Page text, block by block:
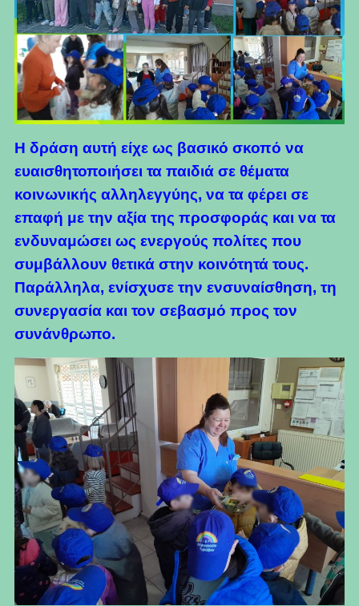
Η δράση αυτή είχε ως βασικό σκοπό να
ευαισθητοποιήσει τα παιδιά σε θέματα
κοινωνικής αλληλεγγύης, να τα φέρει σε
επαφή με την αξία της προσφοράς και να τα
ενδυναμώσει ως ενεργούς πολίτες που
συμβάλλουν θετικά στην κοινότητά τους.
Παράλληλα, ενίσχυσε την ενσυναίσθηση, τη
συνεργασία και τον σεβασμό προς τον
συνάνθρωπο.